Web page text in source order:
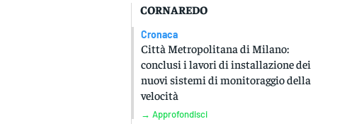
CORNAREDO
Cronaca
Città Metropolitana di Milano:
conclusi i lavori di installazione dei
nuovi sistemi di monitoraggio della
velocità
→ Approfondisci